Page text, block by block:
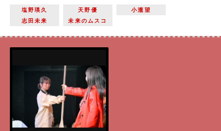
塩野瑛久 天野優
小瀧望
志田未来
未来のムスコ